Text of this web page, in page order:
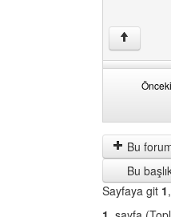
↑
by
Bu
Bu
Sayfaya git 1,